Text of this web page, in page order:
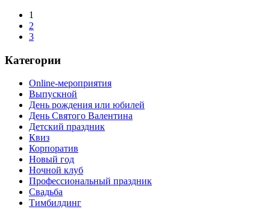
1
2
3
Категории
Online-мероприятия
Выпускной
День рождения или юбилей
День Святого Валентина
Детский праздник
Квиз
Корпоратив
Новый год
Ночной клуб
Профессиональный праздник
Свадьба
Тимбилдинг